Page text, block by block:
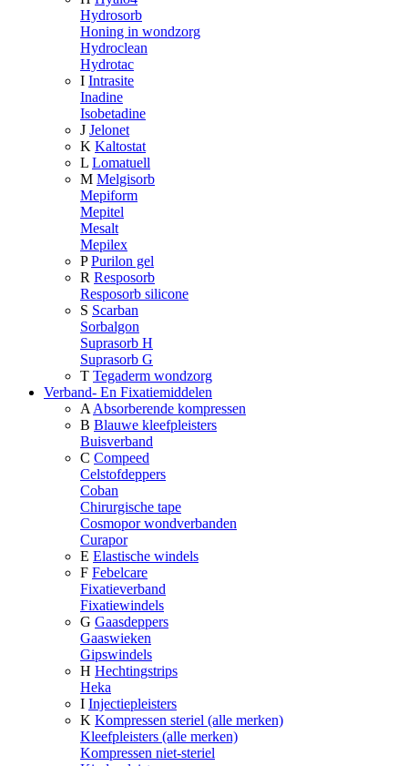
Hydrosorb
Honing in wondzorg
Hydroclean
Hydrotac
I Intrasite
Inadine
Isobetadine
J Jelonet
K Kaltostat
L Lomatuell
M Melgisorb
Mepiform
Mepitel
Mesalt
Mepilex
P Purilon gel
R Resposorb
Resposorb silicone
S Scarban
Sorbalgon
Suprasorb H
Suprasorb G
T Tegaderm wondzorg
Verband- En Fixatiemiddelen
A Absorberende kompressen
B Blauwe kleefpleisters
Buisverband
C Compeed
Celstofdeppers
Coban
Chirurgische tape
Cosmopor wondverbanden
Curapor
E Elastische windels
F Febelcare
Fixatieverband
Fixatiewindels
G Gaasdeppers
Gaaswieken
Gipswindels
H Hechtingstrips
Heka
I Injectiepleisters
K Kompressen steriel (alle merken)
Kleefpleisters (alle merken)
Kompressen niet-steriel